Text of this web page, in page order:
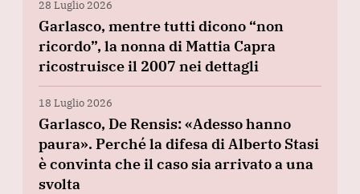
28 Luglio 2026
Garlasco, mentre tutti dicono “non
ricordo”, la nonna di Mattia Capra
ricostruisce il 2007 nei dettagli
18 Luglio 2026
Garlasco, De Rensis: «Adesso hanno
paura». Perché la difesa di Alberto Stasi
è convinta che il caso sia arrivato a una
svolta